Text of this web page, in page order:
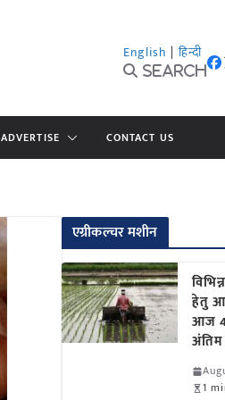
English | हिन्दी
Search
ADVERTISE CONTACT US
एग्रीकल्चर मशीन
हेतु
आज
अंतिम
1